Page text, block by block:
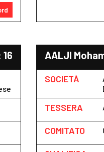
AALJI
SOCIETÀ
TESSERA
COMITATO